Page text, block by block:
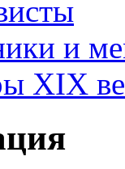
и
XIX